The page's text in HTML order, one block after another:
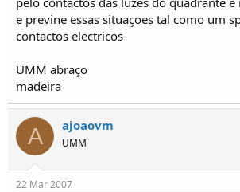
e previne essas situaçoes tal como um
contactos electricos
UMM abraço
madeira
A ajoaovm
UMM
22 Mar 2007